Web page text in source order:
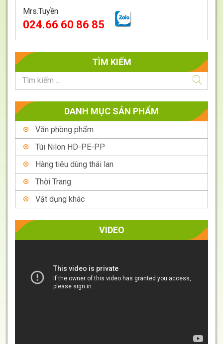
Mrs.Tuyền
024.66 60 86 85
TÌM KIẾM
DANH MỤC SẢN PHẨM
Văn phòng phẩm
Túi Nilon HD-PE-PP
Hàng tiêu dùng thái lan
Thời Trang
Vật dụng khác
VIDEO